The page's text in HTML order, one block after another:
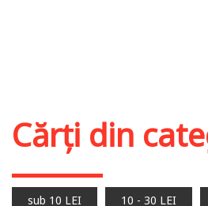
Cărți din
sub 10 LEI 10 - 30 LEI